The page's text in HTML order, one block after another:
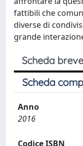
fattibili che
diverse di
grande
Scheda breve
Scheda
Anno
2016
Codice ISBN